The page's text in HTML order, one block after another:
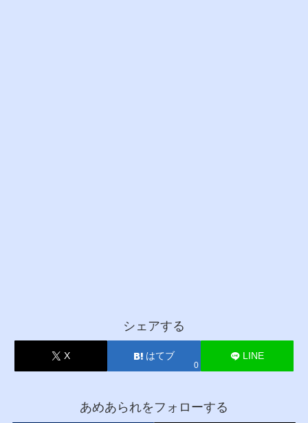
シェアする
X はてブ
0
LINE
あめあられをフォローする